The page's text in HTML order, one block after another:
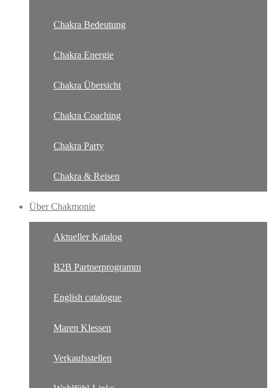
Chakra Bedeutung
Chakra Energie
Chakra Übersicht
Chakra Coaching
Chakra Party
Chakra & Reisen
Über Chakmonie
Aktueller Katalog
B2B Partnerprogramm
English catalogue
Maren Klessen
Verkaufsstellen